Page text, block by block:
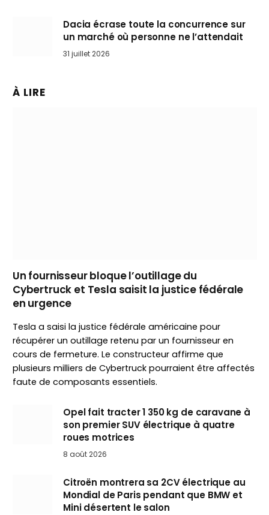
Dacia écrase toute la concurrence sur
un marché où personne ne l’attendait
31 juillet 2026
À LIRE
Un fournisseur bloque l’outillage du
Cybertruck et Tesla saisit la justice fédérale
en urgence
Tesla a saisi la justice fédérale américaine pour
récupérer un outillage retenu par un fournisseur en
cours de fermeture. Le constructeur affirme que
plusieurs milliers de Cybertruck pourraient être affectés
faute de composants essentiels.
Opel fait tracter 1 350 kg de caravane à
son premier SUV électrique à quatre
roues motrices
8 août 2026
Citroën montrera sa 2CV électrique au
Mondial de Paris pendant que BMW et
Mini désertent le salon